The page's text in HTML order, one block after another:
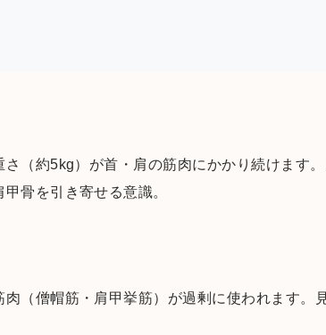
（約5kg）が首・肩の筋肉にかかり続けます
骨を引き寄せる意識。
（僧帽筋・肩甲挙筋）が過剰に使われます。